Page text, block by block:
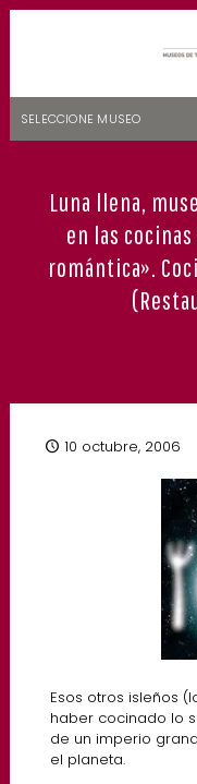
SELECCIONE MUSEO
NATURALEZA Y ARQUEOLOGÍA
HISTORIA Y ANTROPOLOGÍA
Luna llena,
en las
romántica».
10 octubre, 2006
Esos otros isleños
haber cocinado lo
de un imperio
el planeta.